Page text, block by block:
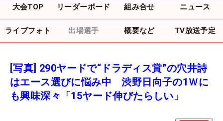
大会TOP リーダーボード 組み合せ ニュース
ライブフォト 出場選手 概要など TV放送予定
[写真] 290ヤードで“ドラディス賞”の穴井詩
はエース選びに悩み中 渋野日向子の1Ｗに
も興味深々「15ヤード伸びたらしい」